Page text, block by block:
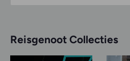
Reisgenoot Collecties